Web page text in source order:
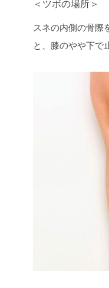
＜ツボの場所＞
スネの内側の骨際
と、膝のやや下で